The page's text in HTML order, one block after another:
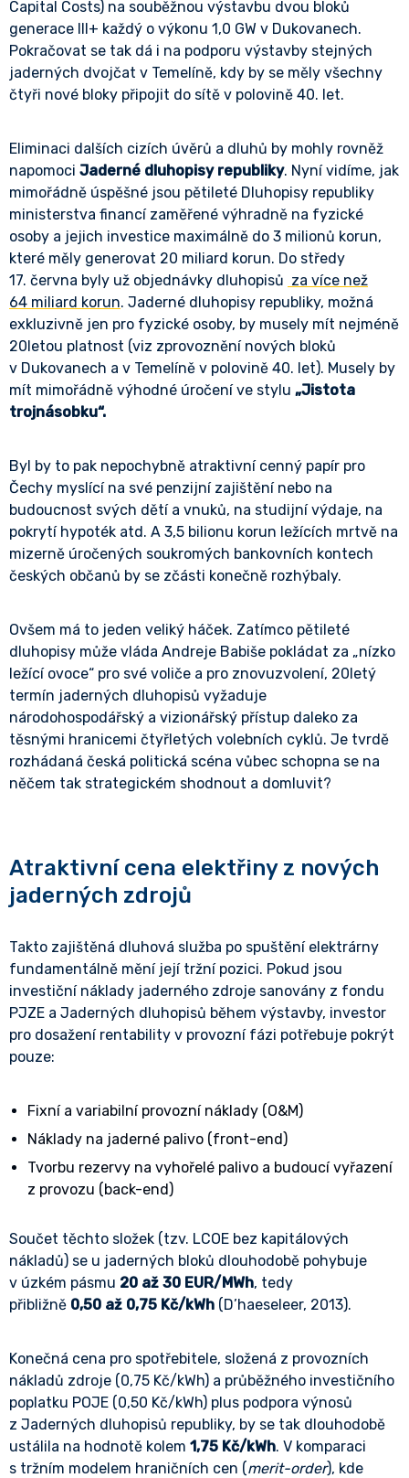
Capital Costs) na souběžnou výstavbu dvou bloků
generace III+ každý o výkonu 1,0 GW v Dukovanech.
Pokračovat se tak dá i na podporu výstavby stejných
jaderných dvojčat v Temelíně, kdy by se měly všechny
čtyři nové bloky připojit do sítě v polovině 40. let.
Eliminaci dalších cizích úvěrů a dluhů by mohly rovněž
napomoci Jaderné dluhopisy republiky. Nyní vidíme, jak
mimořádně úspěšné jsou pětileté Dluhopisy republiky
ministerstva financí zaměřené výhradně na fyzické
osoby a jejich investice maximálně do 3 milionů korun,
které měly generovat 20 miliard korun. Do středy
17. června byly už objednávky dluhopisů za více než
64 miliard korun. Jaderné dluhopisy republiky, možná
exkluzivně jen pro fyzické osoby, by musely mít nejméně
20letou platnost (viz zprovoznění nových bloků
v Dukovanech a v Temelíně v polovině 40. let). Musely by
mít mimořádně výhodné úročení ve stylu „Jistota
trojnásobku“.
Byl by to pak nepochybně atraktivní cenný papír pro
Čechy myslící na své penzijní zajištění nebo na
budoucnost svých dětí a vnuků, na studijní výdaje, na
pokrytí hypoték atd. A 3,5 bilionu korun ležících mrtvě na
mizerně úročených soukromých bankovních kontech
českých občanů by se zčásti konečně rozhýbaly.
Ovšem má to jeden veliký háček. Zatímco pětileté
dluhopisy může vláda Andreje Babiše pokládat za „nízko
ležící ovoce“ pro své voliče a pro znovuzvolení, 20letý
termín jaderných dluhopisů vyžaduje
národohospodářský a vizionářský přístup daleko za
těsnými hranicemi čtyřletých volebních cyklů. Je tvrdě
rozhádaná česká politická scéna vůbec schopna se na
něčem tak strategickém shodnout a domluvit?
Atraktivní cena elektřiny z nových
jaderných zdrojů
Takto zajištěná dluhová služba po spuštění elektrárny
fundamentálně mění její tržní pozici. Pokud jsou
investiční náklady jaderného zdroje sanovány z fondu
PJZE a Jaderných dluhopisů během výstavby, investor
pro dosažení rentability v provozní fázi potřebuje pokrýt
pouze:
Fixní a variabilní provozní náklady (O&M)
Náklady na jaderné palivo (front-end)
Tvorbu rezervy na vyhořelé palivo a budoucí vyřazení
z provozu (back-end)
Součet těchto složek (tzv. LCOE bez kapitálových
nákladů) se u jaderných bloků dlouhodobě pohybuje
v úzkém pásmu 20 až 30 EUR/MWh, tedy
přibližně 0,50 až 0,75 Kč/kWh (D’haeseleer, 2013).
Konečná cena pro spotřebitele, složená z provozních
nákladů zdroje (0,75 Kč/kWh) a průběžného investičního
poplatku POJE (0,50 Kč/kWh) plus podpora výnosů
z Jaderných dluhopisů republiky, by se tak dlouhodobě
ustálila na hodnotě kolem 1,75 Kč/kWh. V komparaci
s tržním modelem hraničních cen (merit-order), kde